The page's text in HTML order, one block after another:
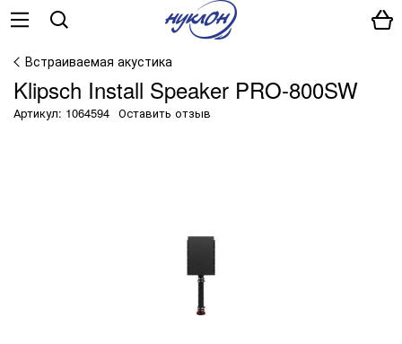
Встраиваемая акустика
Klipsch Install Speaker PRO-800SW
Артикул: 1064594 Оставить отзыв